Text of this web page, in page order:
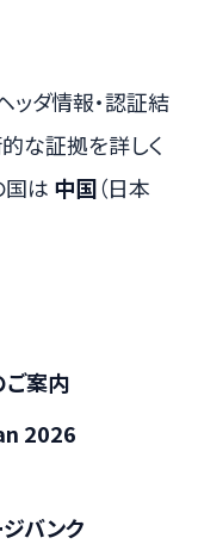
ッダ情報・認証結
な証拠を詳しく
国は 中国（日本
ご案内
2026
バンク